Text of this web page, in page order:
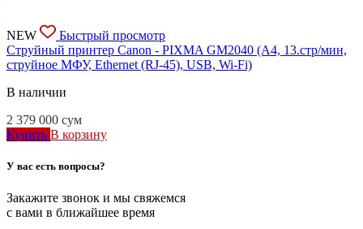
NEW
Быстрый просмотр
Струйный принтер Canon - PIXMA GM2040 (A4, 13.стр/мин,
струйное МФУ, Ethernet (RJ-45), USB, Wi-Fi)
В наличии
2 379 000 сум
Купить В корзину
У вас есть вопросы?
Закажите звонок и мы свяжемся
с вами в ближайшее время